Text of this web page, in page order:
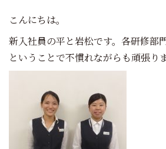
こんにちは。
新入社員の平と岩松です。各研修部
ということで不慣れながらも頑張りま